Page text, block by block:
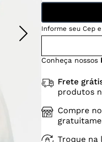
Conheça nossos
Frete
produtos
Compre
Troque na